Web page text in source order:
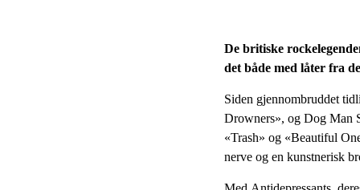
De britiske
det både med låter fra
Siden gjennombruddet
Drowners», og Dog Man
«Trash» og «Beautiful
nerve og en kunstnerisk